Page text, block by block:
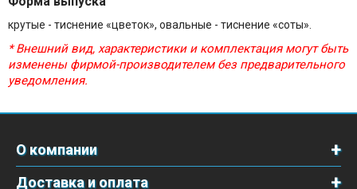
крутые - тиснение «цветок», овальные - тиснение «соты».
* Внешний вид, характеристики и комплектация могут быть
изменены фирмой-производителем без предварительного
уведомления.
О компании
Доставка и оплата